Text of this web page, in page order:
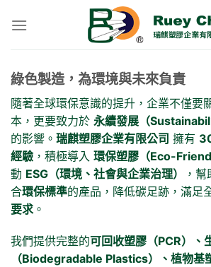
綠色製造，為環境與未來負責
隨著全球環保意識的提升，企業不僅要
本，更要致力於 永續發展（
的影響。 瑞麒塑膠企業有限公司 擁有
經驗 ，積極導入 環保塑膠（Eco-
動 ESG（環境、社會與企業治理）
，
合環保標準的產品，降低碳足跡，滿足
要求 。
我們提供完整的可回收塑膠（PCR）、
（Biodegradable Plastics）、植物